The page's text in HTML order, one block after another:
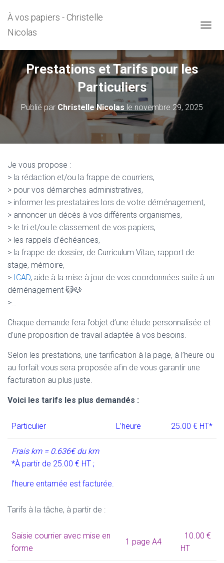
À vos papiers - Christelle
Nicolas
Prestations et Tarifs pour les
Particuliers
Publié par Christelle Nicolas le novembre 29, 2025
Je vous propose :
> la rédaction et/ou la frappe de courriers,
> pour vos démarches administratives,
> informer les prestataires lors de votre déménagement,
> annoncer un décès à vos différents organismes,
> le tri et/ou le classement de vos papiers,
> les rappels d’échéances,
> la frappe de dossier, de Curriculum Vitae, rapport de
stage, mémoire,
> ICAD, aide à la mise à jour de vos coordonnées suite à un
déménagement 😺🐶
>…
Chaque demande fera l’objet d’une étude personnalisée et
d’une proposition de travail adaptée à vos besoins.
Selon les prestations, une tarification à la page, à l’heure ou
au forfait vous sera proposée afin de vous garantir une
facturation au plus juste.
Voici les tarifs les plus demandés :
Particulier L’heure 25.00 € HT*
Frais km = 0.636€ du km
*À partir de 25.00 € HT ;
l’heure entamée est facturée.
Tarifs à la tâche, à partir de :
Saisie courrier avec mise en
forme
1 page A4
10.00 €
HT